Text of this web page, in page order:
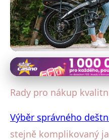
Deštníky a speciální potřeby
Jak Vybrat
28. 10. 2025· 4 min čtení ·
Rady pro nákup
Výběr správného
stejně komplikovaný